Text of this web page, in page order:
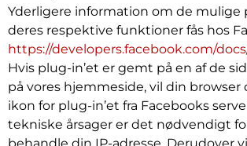
Yderligere information om de mulige
deres respektive funktioner fås hos
https://developers.facebook.com/
Hvis plug-in’et er gemt på en af de
på vores hjemmeside, vil din browser
ikon for plug-in’et fra Facebooks
tekniske årsager er det nødvendigt